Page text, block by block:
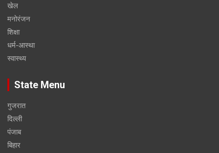
खेल
मनोरंजन
शिक्षा
धर्म-आस्था
स्वास्थ्य
State Menu
गुजरात
दिल्ली
पंजाब
बिहार